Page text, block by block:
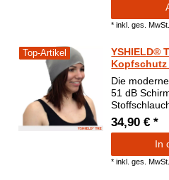
*inkl. ges. MwSt.
Top-Artikel
YSHIELD®
Kopfschutz
Die
51 dB
34,90 € *
In
*inkl. ges. MwSt.